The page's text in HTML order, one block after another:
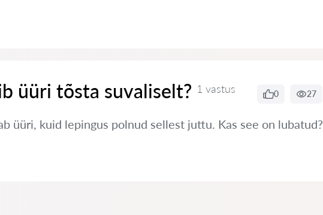
üüri tõsta suvaliselt? 1 vastus 0 27
üüri, kuid lepingus polnud sellest juttu. Kas see on lubatud?